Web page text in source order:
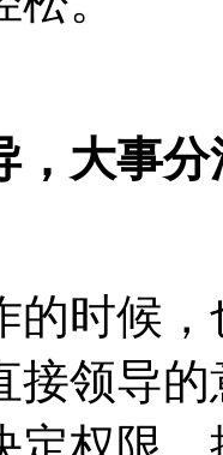
，大事
的时候
接领导